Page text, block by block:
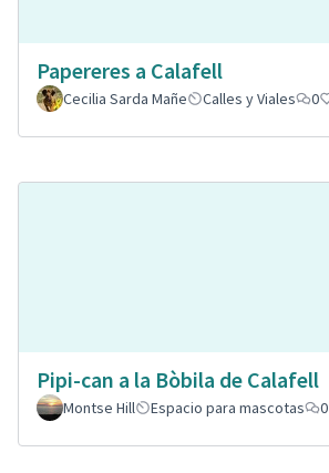
Papereres a Calafell
Cecilia Sarda Mañe
Calles y Viales 0
Pipi-can a la Bòbila de Calafell
Montse Hill
Espacio para mascotas 0